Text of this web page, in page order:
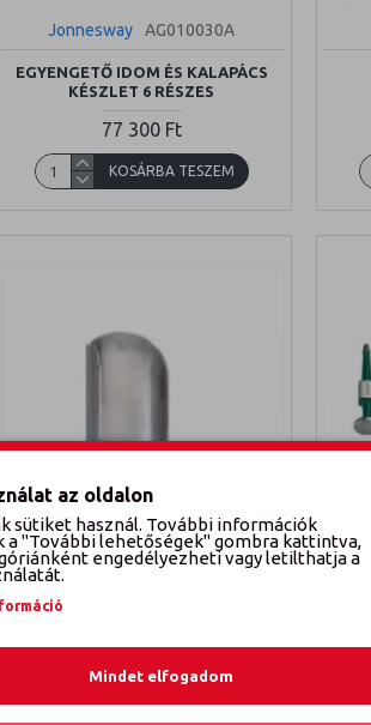
Jonnesway AG010030A
EGYENGETŐ IDOM ÉS KALAPÁCS
KÉSZLET 6 RÉSZES
77 300 Ft
KOSÁRBA TESZEM
Jonnesway AB030070A
KOSÁRBA TESZEM
az oldalon
sütiket használ. További információk
a "További lehetőségek" gombra kattintva,
engedélyezheti vagy letilthatja a
Mindet elfogadom